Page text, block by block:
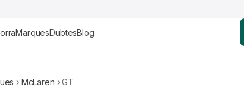
MarquesDubtesBlog
› McLaren › GT